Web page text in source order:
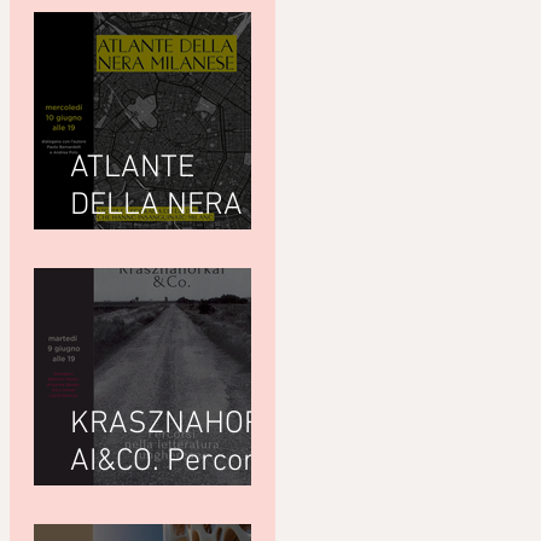
ATLANTE
DELLA NERA
Giuseppe
Paternò
Raddusa (Utet)
KRASZNAHORK
AI&CO. Percorsi